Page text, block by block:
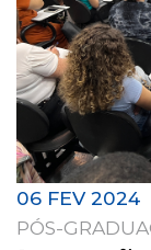
06 FEV 2024
PÓS-